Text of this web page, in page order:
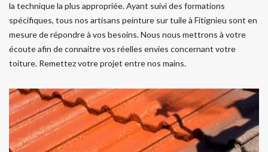
la technique la plus appropriée. Ayant suivi des formations
spécifiques, tous nos artisans peinture sur tuile à Fitignieu sont en
mesure de répondre à vos besoins. Nous nous mettrons à votre
écoute afin de connaitre vos réelles envies concernant votre
toiture. Remettez votre projet entre nos mains.